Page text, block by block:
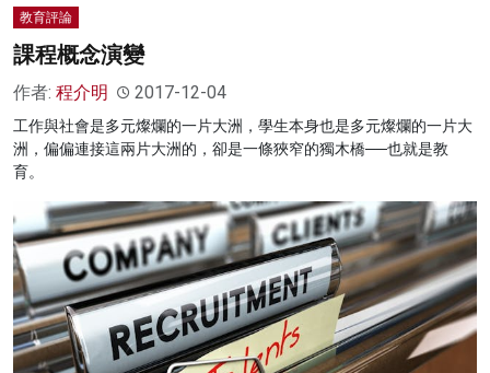
教育評論
課程概念演變
作者: 程介明 2017-12-04
工作與社會是多元燦爛的一片大洲，學生本身也是多元燦爛的一片大
洲，偏偏連接這兩片大洲的，卻是一條狹窄的獨木橋──也就是教
育。